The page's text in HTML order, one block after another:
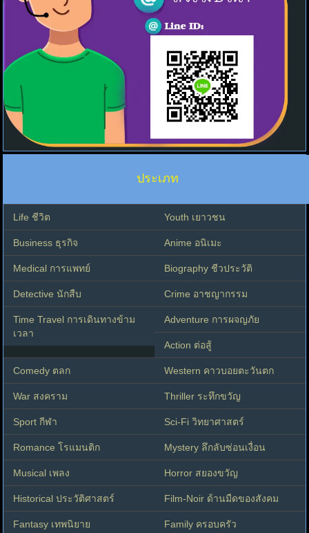
ประเภท
Life ชีวิต Youth เยาวชน
Business ธุรกิจ Anime อนิเมะ
Medical การแพทย์ Biography ชีวประวัติ
Detective นักสืบ Crime อาชญากรรม
Time Travel การเดินทางข้าม
เวลา
Adventure การผจญภัย
Action ต่อสู้
Comedy ตลก Western คาวบอยตะวันตก
War สงคราม Thriller ระทึกขวัญ
Sport กีฬา Sci-Fi วิทยาศาสตร์
Romance โรแมนติก Mystery ลึกลับซ่อนเงื่อน
Musical เพลง Horror สยองขวัญ
Historical ประวัติศาสตร์ Film-Noir ด้านมืดของสังคม
Fantasy เทพนิยาย Family ครอบครัว